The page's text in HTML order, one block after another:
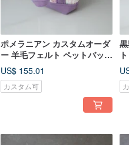
ポメラニアン カスタムオーダ
ー 羊毛フェルト ペットバッグ
豆々シリーズ
US$ 155.01
カスタム可